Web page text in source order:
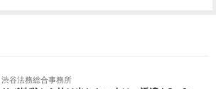
渋谷法務総合事務所